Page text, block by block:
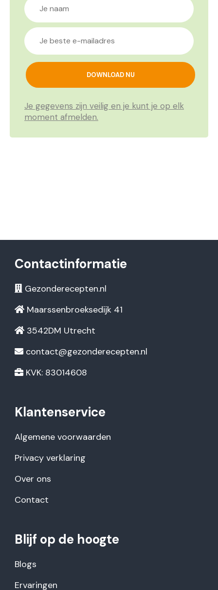
Je gegevens zijn veilig en je kunt je op elk
moment afmelden.
Contactinformatie
Gezonderecepten.nl
Maarssenbroeksedijk 41
3542DM Utrecht
contact@gezonderecepten.nl
KVK: 83014608
Klantenservice
Algemene voorwaarden
Privacy verklaring
Over ons
Contact
Blijf op de hoogte
Blogs
Ervaringen